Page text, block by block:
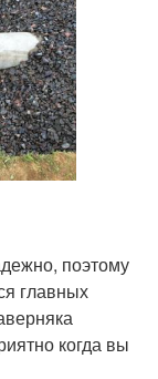
поэтому
главных
когда вы